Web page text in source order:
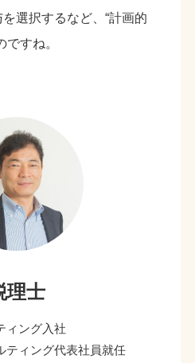
選択するなど、“計画的
ですね。
理士
ィング入社
ティング代表社員就任